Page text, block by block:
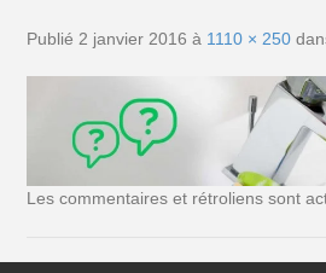
Publié 2 janvier 2016 à 1110 × 250
Les commentaires et rétroliens sont